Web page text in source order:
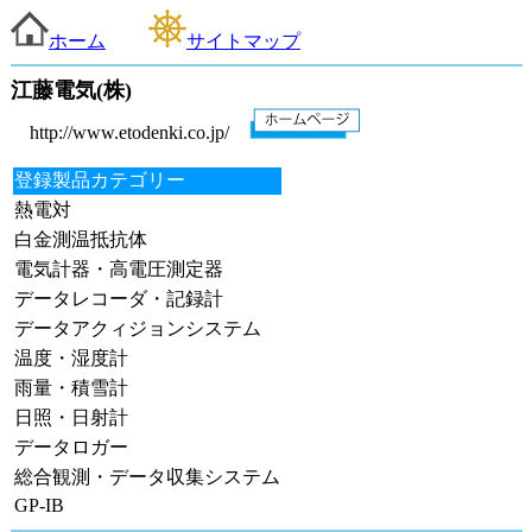
ホーム サイトマップ
江藤電気(株)
http://www.etodenki.co.jp/
登録製品カテゴリー
熱電対
白金測温抵抗体
電気計器・高電圧測定器
データレコーダ・記録計
データアクィジョンシステム
温度・湿度計
雨量・積雪計
日照・日射計
データロガー
総合観測・データ収集システム
GP-IB